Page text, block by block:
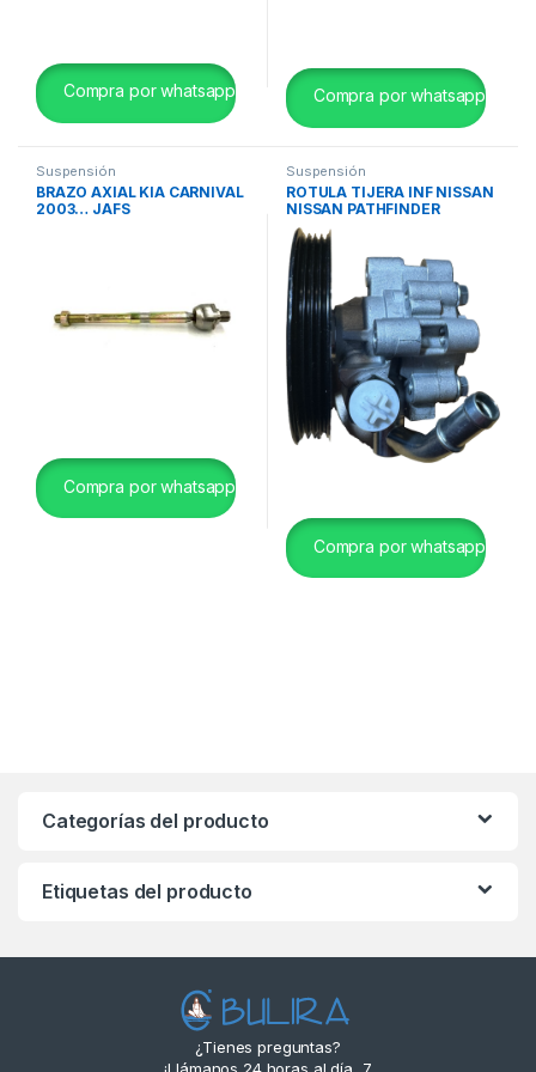
Compra por whatsapp Compra por whatsapp
Suspensión
BRAZO AXIAL KIA CARNIVAL
2003… JAFS
Compra por whatsapp
Suspensión
ROTULA TIJERA INF NISSAN
NISSAN PATHFINDER
2.5/NAVARA 2.5 08>13OCAP
ITALIA
Compra por whatsapp
Categorías del producto
Etiquetas del producto
¿Tienes preguntas?
¡Llámanos 24 horas al día, 7